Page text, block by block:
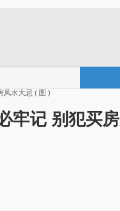
风水大忌 ( 图 )
牢记 别犯买